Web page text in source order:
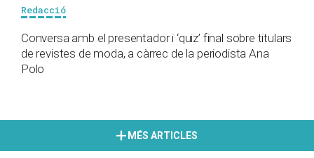
Redacció
Conversa amb el presentador i ‘quiz’ final sobre titulars
de revistes de moda, a càrrec de la periodista Ana
Polo
MÉS ARTICLES